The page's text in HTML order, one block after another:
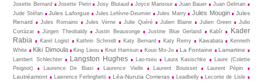
Josette Bernard
Josette Pietri Josy Blutaud Joyce Mansour Juan Bauer
Juan Gelman
Jude Stéfan
Jules Laforgue Jules Lefèvre-Deumier Jules Marry Jules Mougin
Jules
Renard
Jules Romains Jules Verne Julie Quéré Julien Blaine Julien Green
Julio
Cortázar
Jürgen Theobaldy Justin Beausonge Justine Blue Gerland Kabîr
Kader
Rabia
Karel Logist Kathrin Schmidt Katy Bernard Katy Remy Kawabata
Kenneth
White
Kiki Dimoula King Lieou Knut Hamsun Kouo Mo-Jo La Fontaine Lamartine
Lambert Schlechter Langston Hughes Lao-tseu Laura Kasischke
Laure (Colette
Peignot)
Laurence De Biasi Laurence Vielle Laurent Bouisset Laurent Pépin
Lautréamont Lawrence Ferlinghetti Léa-Nunzia Corrieras Leadbelly
Leconte de Lisle